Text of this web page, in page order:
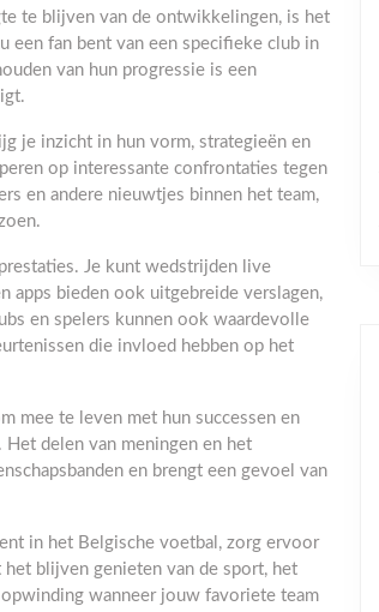
te blijven van de ontwikkelingen, is het
een fan bent van een specifieke club in
van hun progressie is een
je inzicht in hun vorm, strategieën en
op interessante confrontaties tegen
en andere nieuwtjes binnen het team,
Je kunt wedstrijden live
apps bieden ook uitgebreide verslagen,
en spelers kunnen ook waardevolle
die invloed hebben op het
mee te leven met hun successen en
delen van meningen en het
en brengt een gevoel van
in het Belgische voetbal, zorg ervoor
blijven genieten van de sport, het
wanneer jouw favoriete team